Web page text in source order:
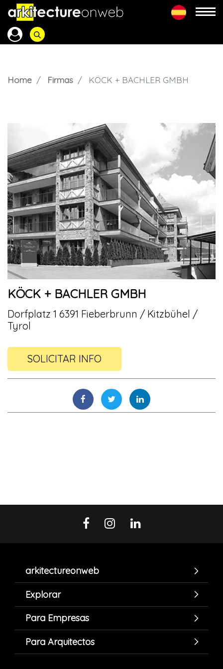
Home Firmas KÖCK + BACHLER GMBH
KÖCK + BACHLER GMBH
Dorfplatz 1 6391 Fieberbrunn / Kitzbühel /
Tyrol
SOLICITAR INFO
arkitectureonweb
Explorar
Para Empresas
Para Arquitectos